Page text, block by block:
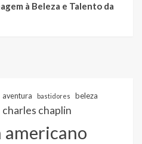
à Beleza e Talento da
aventura bastidores beleza
charles chaplin
americano